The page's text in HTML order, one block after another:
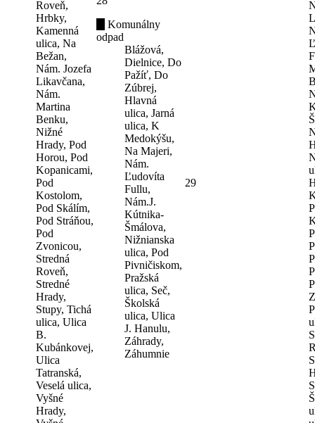
Roveň,
Hrbky,
Kamenná
ulica, Na
Bežan,
Nám. Jozefa
Likavčana,
Nám.
Martina
Benku,
Nižné
Hrady, Pod
Horou, Pod
Kopanicami,
Pod
Kostolom,
Pod Skálím,
Pod Stráňou,
Pod
Zvonicou,
Stredná
Roveň,
Stredné
Hrady,
Stupy, Tichá
ulica, Ulica
B.
Kubánkovej,
Ulica
Tatranská,
Veselá ulica,
Vyšné
Hrady,
Komunálny
odpad
Blážová,
Dielnice, Do
Pažíť, Do
Zúbrej,
Hlavná
ulica, Jarná
ulica, K
Medokýšu,
Na Majeri,
Nám.
Ľudovíta
Fullu,
Nám.J.
Kútnika-
Šmálova,
Nižnianska
ulica, Pod
Pivničiskom,
Pražská
ulica, Seč,
Školská
ulica, Ulica
J. Hanulu,
Záhrady,
Záhumnie
29